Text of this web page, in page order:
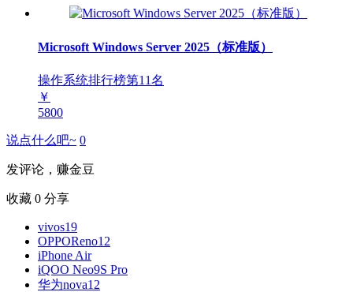
Microsoft Windows Server 2025（标准版）
操作系统排行榜第11名
￥
5800
说点什么吧~ 0
发评论，赚金豆
收藏 0 分享
vivos19
OPPOReno12
iPhone Air
iQOO Neo9S Pro
华为nova12